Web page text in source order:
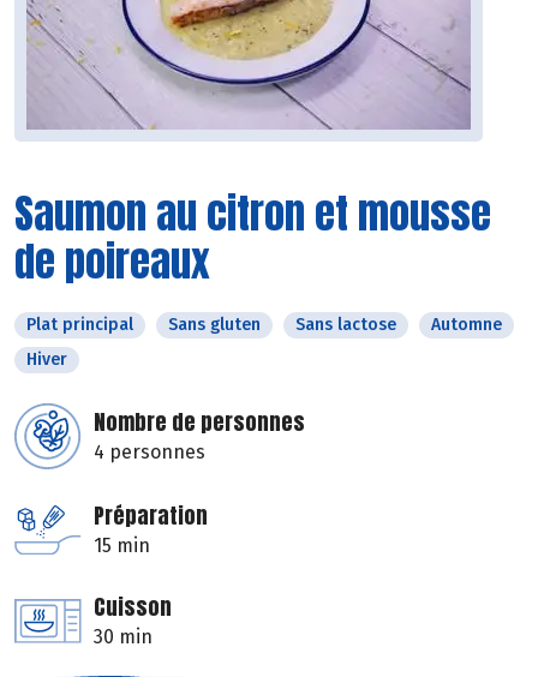
Saumon au citron et mousse
de poireaux
Plat principal Sans gluten Sans lactose
Automne
Hiver
Nombre de personnes
4 personnes
Préparation
15 min
Cuisson
30 min